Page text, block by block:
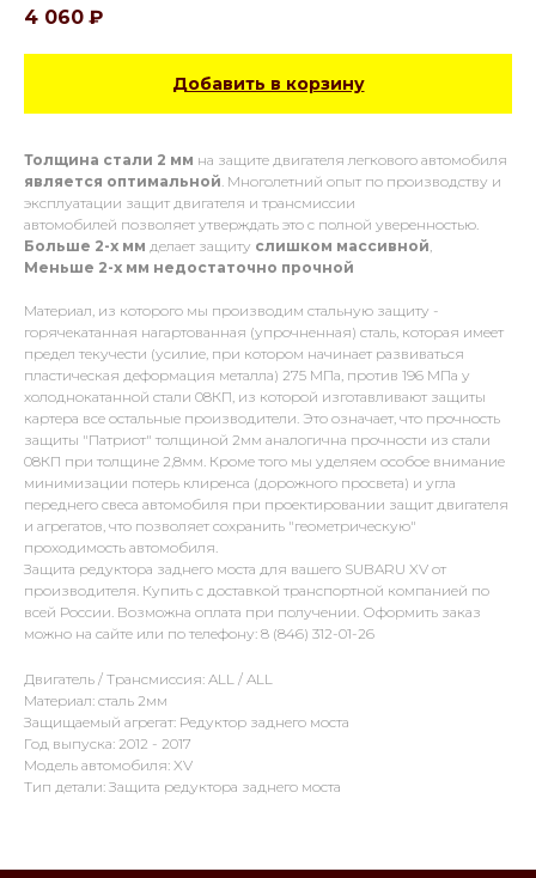
4 060 ₽
Добавить в корзину
Толщина стали 2 мм на защите двигателя легкового автомобиля
является оптимальной. Многолетний опыт по производству и
эксплуатации защит двигателя и трансмиссии
автомобилей позволяет утверждать это с полной уверенностью.
Больше 2-х мм делает защиту слишком массивной,
Меньше 2-х мм недостаточно прочной
Материал, из которого мы производим стальную защиту -
горячекатанная нагартованная (упрочненная) сталь, которая имеет
предел текучести (усилие, при котором начинает развиваться
пластическая деформация металла) 275 МПа, против 196 МПа у
холоднокатанной стали 08КП, из которой изготавливают защиты
картера все остальные производители. Это означает, что прочность
защиты "Патриот" толщиной 2мм аналогична прочности из стали
08КП при толщине 2,8мм. Кроме того мы уделяем особое внимание
минимизации потерь клиренса (дорожного просвета) и угла
переднего свеса автомобиля при проектировании защит двигателя
и агрегатов, что позволяет сохранить "геометрическую"
проходимость автомобиля.
Защита редуктора заднего моста для вашего SUBARU XV от
производителя. Купить с доставкой транспортной компанией по
всей России. Возможна оплата при получении. Оформить заказ
можно на сайте или по телефону: 8 (846) 312-01-26
Двигатель / Трансмиссия: ALL / ALL
Материал: сталь 2мм
Защищаемый агрегат: Редуктор заднего моста
Год выпуска: 2012 - 2017
Модель автомобиля: XV
Тип детали: Защита редуктора заднего моста